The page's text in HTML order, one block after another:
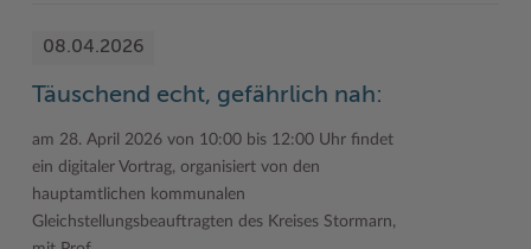
08.04.2026
Täuschend echt, gefährlich nah:
am 28. April 2026 von 10:00 bis 12:00 Uhr findet
ein digitaler Vortrag, organisiert von den
hauptamtlichen kommunalen
Gleichstellungsbeauftragten des Kreises Stormarn,